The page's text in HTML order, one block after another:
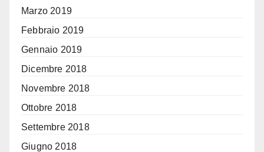
Marzo 2019
Febbraio 2019
Gennaio 2019
Dicembre 2018
Novembre 2018
Ottobre 2018
Settembre 2018
Giugno 2018